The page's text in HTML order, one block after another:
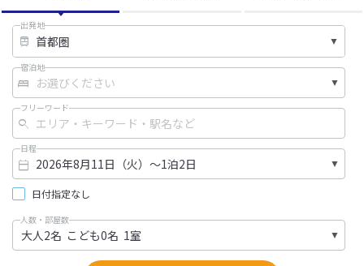
出発地
宿泊地
フリーワード
日程
日付指定なし
人数・部屋数